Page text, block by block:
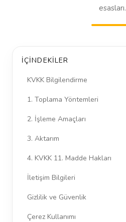
esasları.
İÇINDEKILER
KVKK Bilgilendirme
1. Toplama Yöntemleri
2. İşleme Amaçları
3. Aktarım
4. KVKK 11. Madde Hakları
İletişim Bilgileri
Gizlilik ve Güvenlik
Çerez Kullanımı